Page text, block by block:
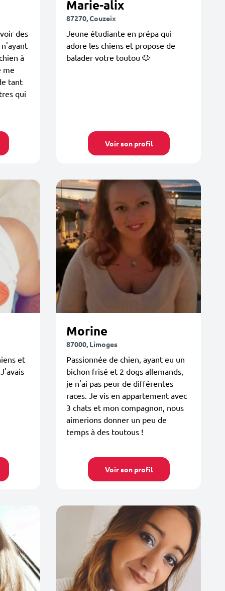
des
à
me
tant
qui
Marie-alix
87270, Couzeix
Jeune étudiante en prépa qui
adore les chiens et propose de
balader votre toutou 🐶
Voir son profil
et
Morine
87000, Limoges
Passionnée de chien, ayant eu un
bichon frisé et 2 dogs allemands,
je n'ai pas peur de différentes
races. Je vis en appartement avec
3 chats et mon compagnon, nous
aimerions donner un peu de
temps à des toutous !
Voir son profil